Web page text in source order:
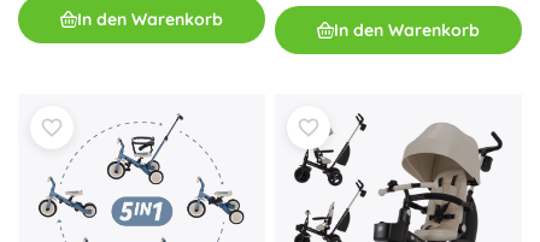
In den Warenkorb In den Warenkorb